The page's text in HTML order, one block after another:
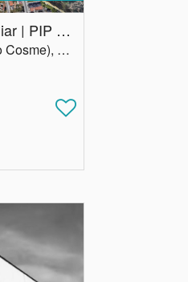
Terreno Construção Multifamiliar | PIP aprovado |
Porto, Gondomar, Gondomar (São Cosme), Valbom e Jovim